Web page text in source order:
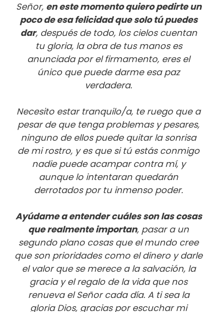
Señor, en este momento quiero pedirte un
poco de esa felicidad que solo tú puedes
dar, después de todo, los cielos cuentan
tu gloria, la obra de tus manos es
anunciada por el firmamento, eres el
único que puede darme esa paz
verdadera.
Necesito estar tranquilo/a, te ruego que a
pesar de que tenga problemas y pesares,
ninguno de ellos puede quitar la sonrisa
de mi rostro, y es que si tú estás conmigo
nadie puede acampar contra mí, y
aunque lo intentaran quedarán
derrotados por tu inmenso poder.
Ayúdame a entender cuáles son las cosas
que realmente importan, pasar a un
segundo plano cosas que el mundo cree
que son prioridades como el dinero y darle
el valor que se merece a la salvación, la
gracia y el regalo de la vida que nos
renueva el Señor cada día. A ti sea la
gloria Dios, gracias por escuchar mi